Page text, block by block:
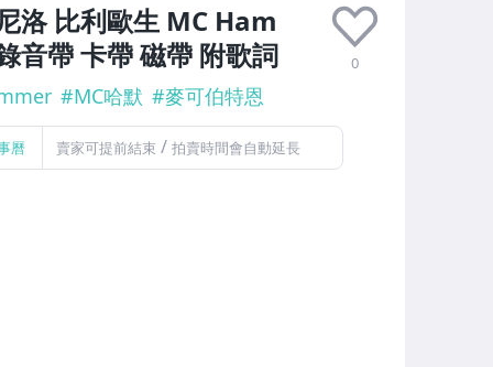
洛 比利歐生 MC Ham
音帶 卡帶 磁帶 附歌詞
0
#MC哈默 #麥可伯特恩
曆 賣家可提前結束 / 拍賣時間會自動延長